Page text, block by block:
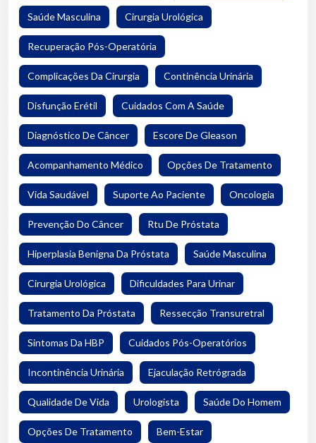
Saúde Masculina Cirurgia Urológica
Recuperação Pós-Operatória
Complicações Da Cirurgia Continência Urinária
Disfunção Erétil Cuidados Com A Saúde
Diagnóstico De Câncer Escore De Gleason
Acompanhamento Médico Opções De Tratamento
Vida Saudável Suporte Ao Paciente Oncologia
Prevenção Do Câncer Rtu De Próstata
Hiperplasia Benigna Da Próstata Saúde Masculina
Cirurgia Urológica Dificuldades Para Urinar
Tratamento Da Próstata Ressecção Transuretral
Sintomas Da HBP Cuidados Pós-Operatórios
Incontinência Urinária Ejaculação Retrógrada
Qualidade De Vida Urologista Saúde Do Homem
Opções De Tratamento Bem-Estar